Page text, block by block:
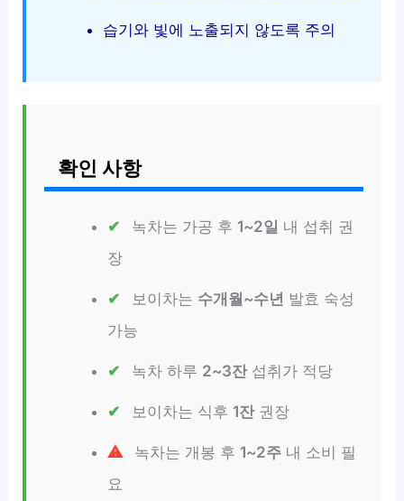
습기와 빛에 노출되지 않도록 주의
확인 사항
녹차는 가공 후 1~2일 내 섭취 권
장
보이차는 수개월~수년 발효 숙성
가능
녹차 하루 2~3잔섭취가 적당
보이차는 식후 1잔권장
녹차는 개봉 후 1~2주내 소비 필
요